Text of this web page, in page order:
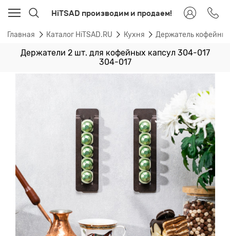
HiTSAD производим и продаем!
Главная Каталог HiTSAD.RU Кухня Держатель
Держатели 2 шт. для кофейных капсул 304-017
304-017